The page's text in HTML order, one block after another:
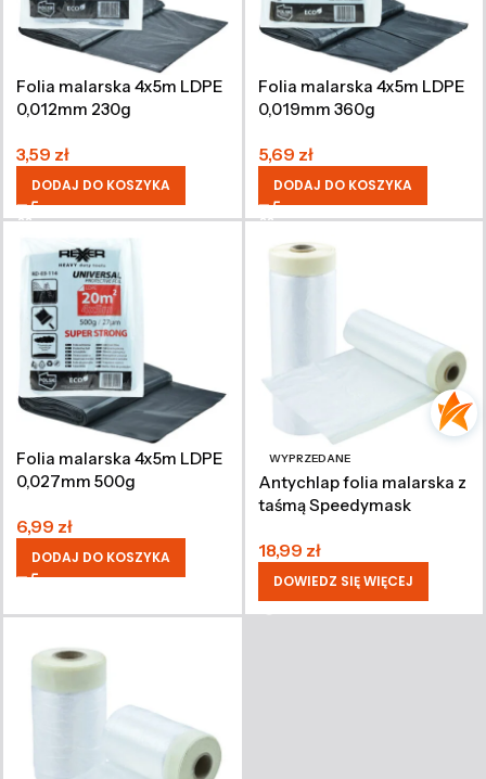
Folia malarska 4x5m LDPE
0,012mm 230g
3,59 zł
DODAJ DO KOSZYKA
Folia malarska 4x5m LDPE
0,019mm 360g
5,69 zł
DODAJ DO KOSZYKA
Folia malarska 4x5m LDPE
0,027mm 500g
6,99 zł
DODAJ DO KOSZYKA
WYPRZEDANE
Antychlap folia malarska z
taśmą Speedymask
18,99 zł
DOWIEDZ SIĘ WIĘCEJ